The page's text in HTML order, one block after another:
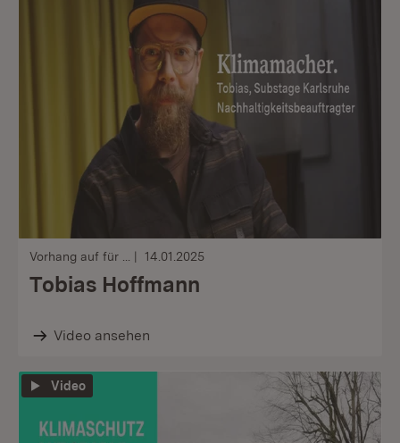
Vorhang auf für ... 14.01.2025
Tobias Hoffmann
Video ansehen
Video